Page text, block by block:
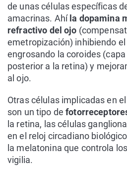
de unas células específicas
amacrinas. Ahí la dopamina
refractivo del ojo
emetropización) inhibiendo
engrosando la coroides
posterior a la retina) y
al ojo.
Otras células implicadas en
son un tipo de
la retina, las células
en el reloj circadiano
la melatonina que controla
vigilia.